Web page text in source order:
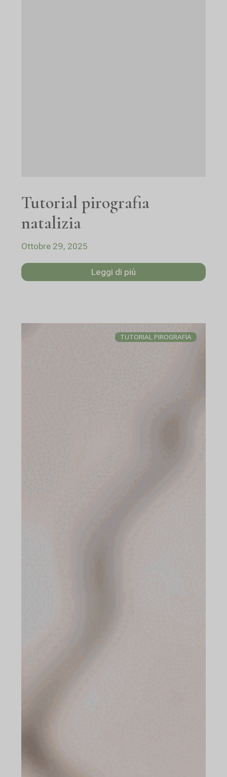
Tutorial pirografia
natalizia
Ottobre 29, 2025
Leggi di più
TUTORIAL PIROGRAFIA